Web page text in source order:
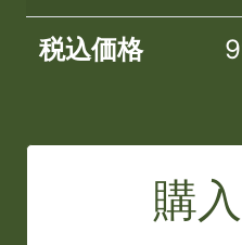
税込価格
購